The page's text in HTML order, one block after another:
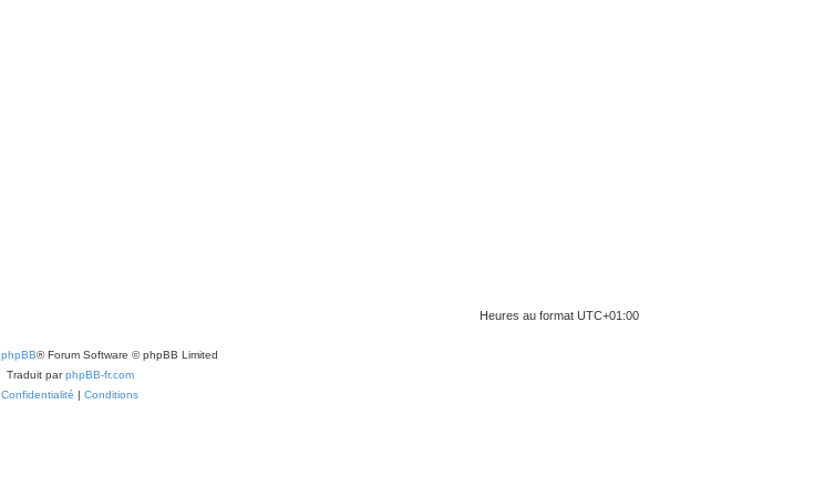
Heures au format UTC+01:00
phpBB® Forum Software © phpBB Limited
Traduit parphpBB-fr.com
Confidentialité | Conditions